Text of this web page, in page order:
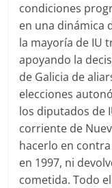
condiciones
en una dinámica
la mayoría de IU
apoyando la
de Galicia de
elecciones
los diputados de
corriente de
hacerlo en
en 1997, ni
cometida. Todo